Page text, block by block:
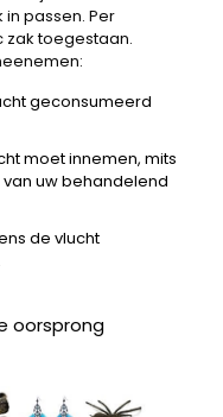
passen. Per
zak toegestaan.
geconsumeerd
moet innemen, mits
uw behandelend
de vlucht
oorsprong